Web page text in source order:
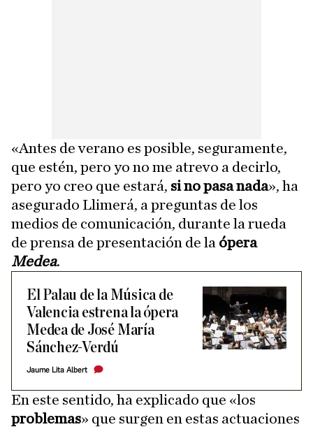
«Antes de verano es posible, seguramente,
que estén, pero yo no me atrevo a decirlo,
pero yo creo que estará, si no pasa nada», ha
asegurado Llimerá, a preguntas de los
medios de comunicación, durante la rueda
de prensa de presentación de la ópera
Medea.
El Palau de la Música de
Valencia estrena la ópera
Medea de José María
Sánchez-Verdú
Jaume Lita Albert
En este sentido, ha explicado que «los
problemas» que surgen en estas actuaciones